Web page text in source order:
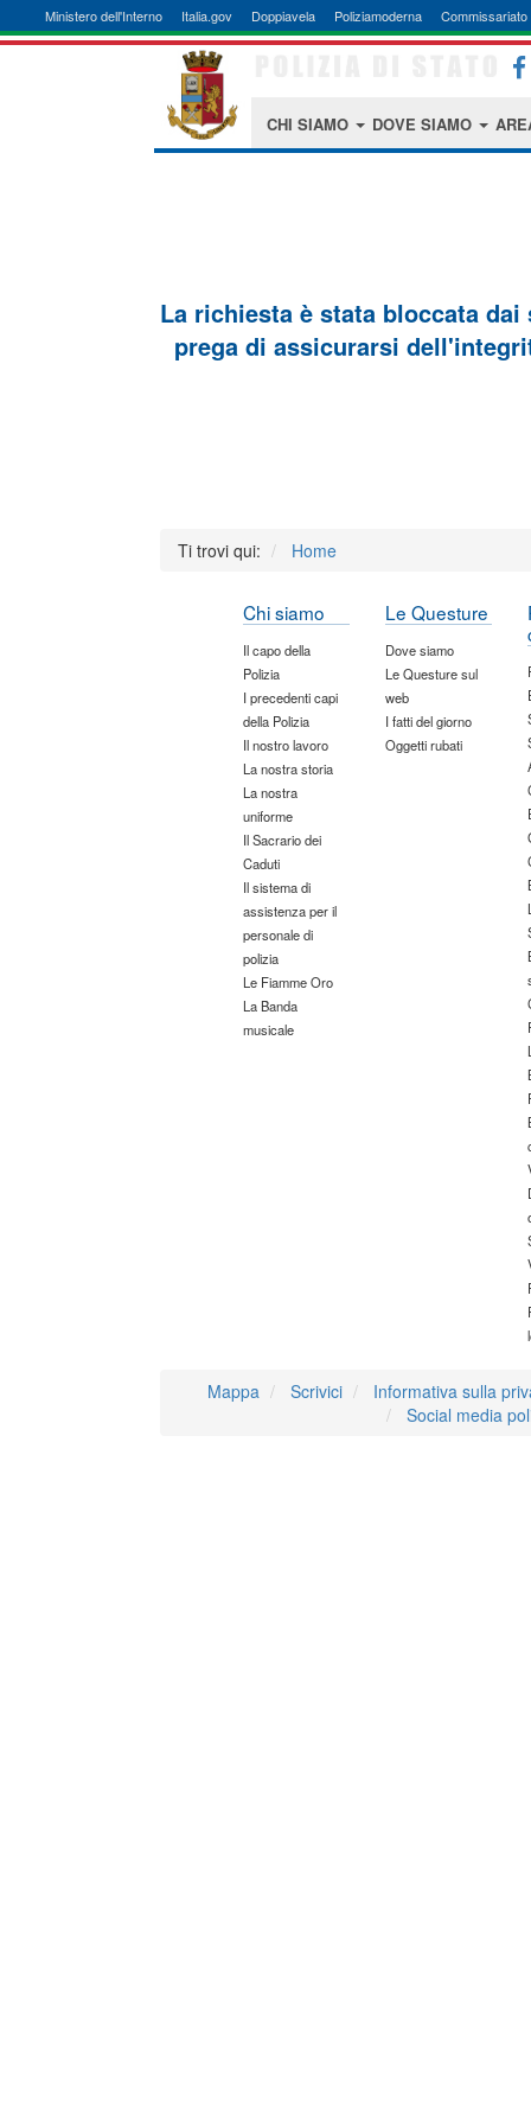
Ministero dell'Interno Italia.gov Doppiavela Poliziamoderna Commissariato
CHI SIAMO DOVE SIAMO
La richiesta è stata bloccata
prega di assicurarsi
Ti trovi qui: Home
Chi siamo
Il capo della
Polizia
I precedenti capi
della Polizia
Il nostro lavoro
La nostra storia
La nostra
uniforme
Il Sacrario dei
Caduti
Il sistema di
assistenza per il
personale di
polizia
Le Fiamme Oro
La Banda
musicale
Le Questure
Dove siamo
Le Questure sul
web
I fatti del giorno
Oggetti rubati
Mappa Scrivici
Informativa sulla
Social media